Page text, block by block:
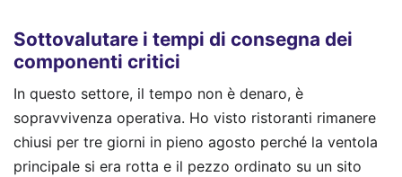
Sottovalutare i tempi di consegna dei
componenti critici
In questo settore, il tempo non è denaro, è
sopravvivenza operativa. Ho visto ristoranti rimanere
chiusi per tre giorni in pieno agosto perché la ventola
principale si era rotta e il pezzo ordinato su un sito